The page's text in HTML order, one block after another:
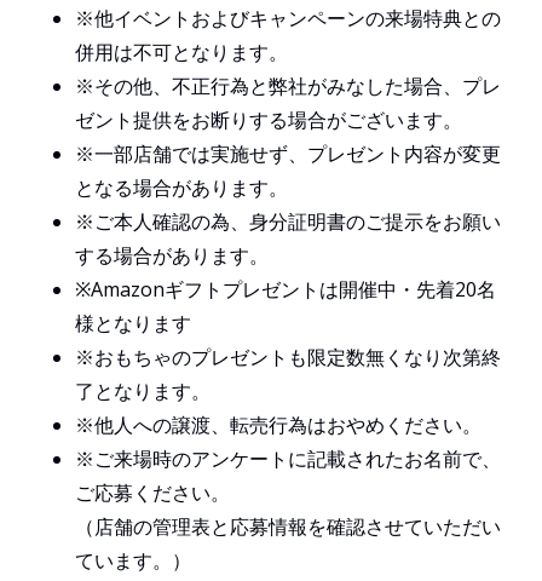
※他イベントおよびキャンペーンの来場特典との
併用は不可となります。
※その他、不正行為と弊社がみなした場合、プレ
ゼント提供をお断りする場合がございます。
※一部店舗では実施せず、プレゼント内容が変更
となる場合があります。
※ご本人確認の為、身分証明書のご提示をお願い
する場合があります。
※Amazonギフトプレゼントは開催中・先着20名
様となります
※おもちゃのプレゼントも限定数無くなり次第終
了となります。
※他人への譲渡、転売行為はおやめください。
※ご来場時のアンケートに記載されたお名前で、
ご応募ください。
（店舗の管理表と応募情報を確認させていただい
ています。）